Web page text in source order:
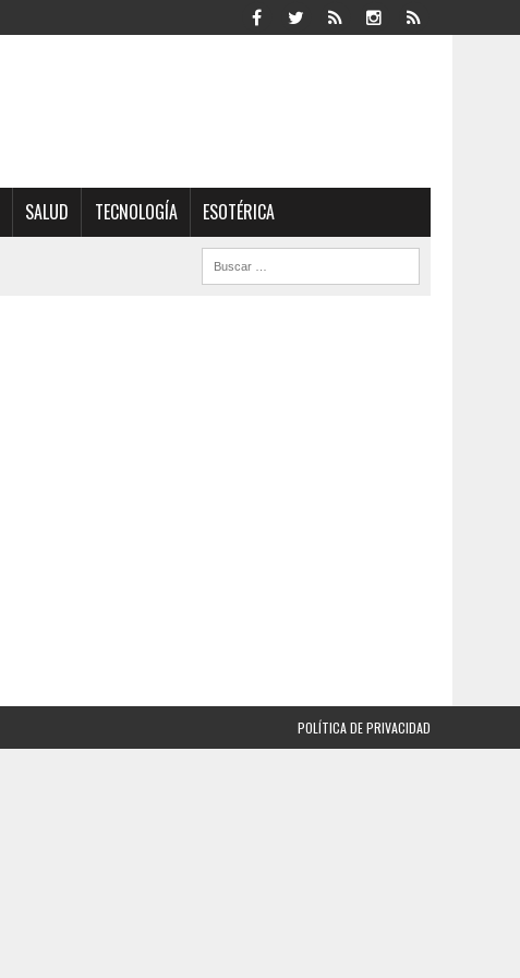
SALUD TECNOLOGÍA ESOTÉRICA
POLÍTICA DE PRIVACIDAD